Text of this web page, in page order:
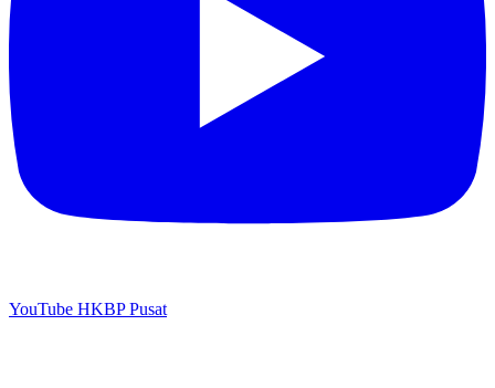
YouTube HKBP Pusat